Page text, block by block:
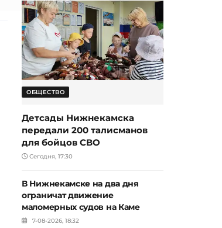
ОБЩЕСТВО
Детсады Нижнекамска
передали 200 талисманов
для бойцов СВО
Сегодня, 17:30
В Нижнекамске на два дня
ограничат движение
маломерных судов на Каме
7-08-2026, 18:32